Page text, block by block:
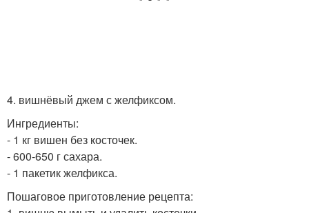
4. вишнёвый джем с желфиксом.
Ингредиенты:
- 1 кг вишен без косточек.
- 600-650 г сахара.
- 1 пакетик желфикса.
Пошаговое приготовление рецепта: